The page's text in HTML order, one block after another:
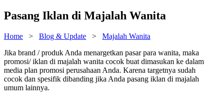
Pasang Iklan di Majalah Wanita
Home > Blog & Update > Majalah Wanita
Jika brand / produk Anda menargetkan pasar para wanita, maka
promosi/ iklan di majalah wanita cocok buat dimasukan ke dalam
media plan promosi perusahaan Anda. Karena targetnya sudah
cocok dan spesifik dibanding jika Anda pasang iklan di majalah
umum lainnya.